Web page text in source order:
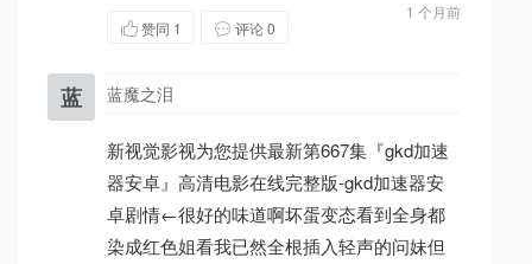
1 个月前
赞同 1 评论 0
蓝 蓝魔之泪
新视觉影视为您提供最新第667集『gkd加速
器安卓』高清电影在线完整版-gkd加速器安
卓剧情←很好的味道啊坏蛋变态看到全身都
染成红色姐看我已然全根插入轻声的问妹但